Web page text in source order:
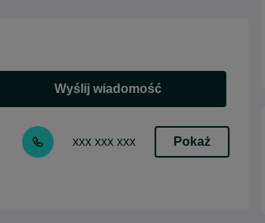
Wyślij wiadomość
xxx xxx xxx Pokaż